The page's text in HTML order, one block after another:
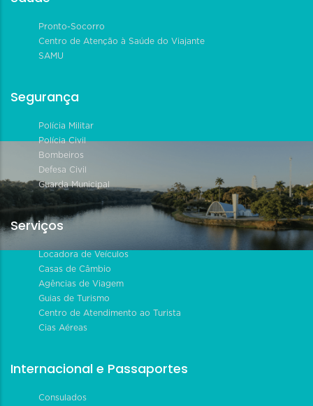
Pronto-Socorro
Centro de Atenção à Saúde do Viajante
SAMU
Segurança
Polícia Militar
Polícia Civil
Bombeiros
Defesa Civil
Guarda Municipal
Serviços
Locadora de Veículos
Casas de Câmbio
Agências de Viagem
Guias de Turismo
Centro de Atendimento ao Turista
Cias Aéreas
Internacional e Passaportes
Consulados